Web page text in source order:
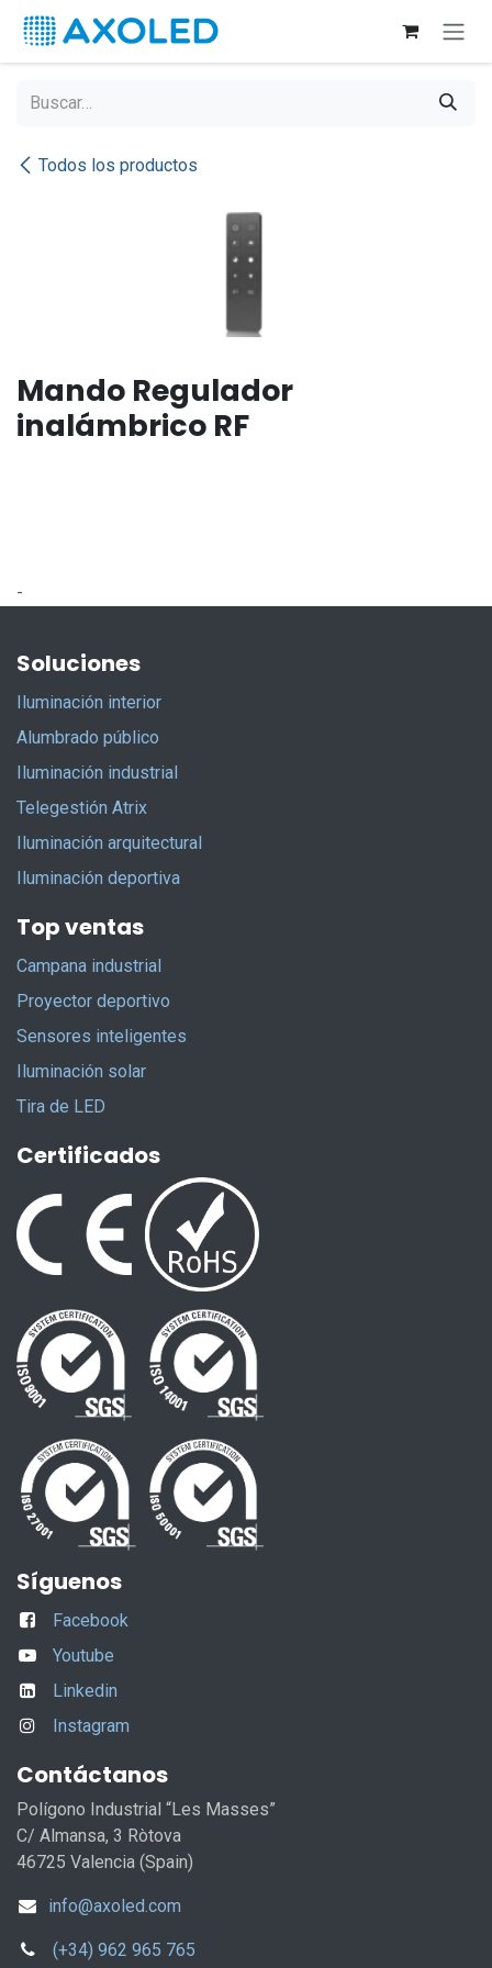
Ir al contenido
Todos los productos
Mando Regulador
inalámbrico RF
-
Soluciones
Iluminación interior
Alumbrado público
Iluminación industrial
Telegestión Atrix
Iluminación arquitectural
Iluminación deportiva
Top ventas
Campana industrial
Proyector deportivo
Sensores inteligentes
Iluminación solar
Tira de LED
Certificados
Síguenos
Facebook
Youtube
Linkedin
Instagram
Contáctanos
Polígono Industrial “Les Masses”
C/ Almansa, 3 Ròtova
46725 Valencia (Spain)
info@axoled.com
(+34) 962 965 765